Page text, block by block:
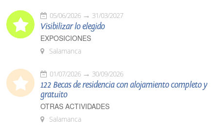
05/06/2026 31/03/2027
Visibilizar lo elegido
EXPOSICIONES
Salamanca
01/07/2026 30/09/2026
122 Becas de residencia con alojamiento completo y
gratuito
OTRAS ACTIVIDADES
Salamanca